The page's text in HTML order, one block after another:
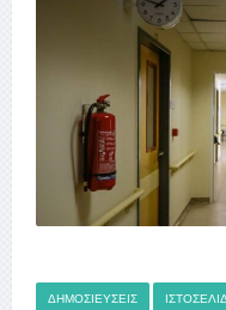
ΔΗΜΟΣΙΕΎΣΕΙΣ